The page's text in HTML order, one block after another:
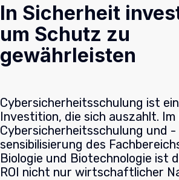
In Sicherheit
um Schutz zu
gewährleisten
Cybersicherheitsschulung ist
Investition, die sich auszahlt.
Cybersicherheitsschulung und -
sensibilisierung des
Biologie und Biotechnologie ist
ROI nicht nur wirtschaftlicher